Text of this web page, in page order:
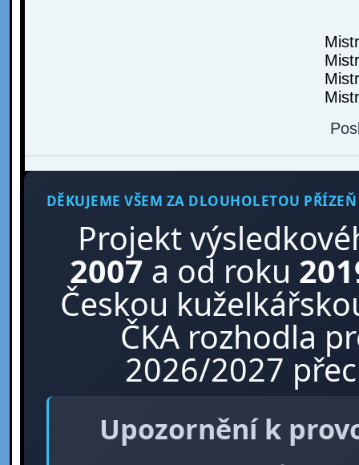
DĚKUJEME VŠEM ZA DLOUHOLETOU PŘÍZEŇ
Projekt
2007 a od roku
Českou
ČKA rozhodla
2026/2027
Upozornění k